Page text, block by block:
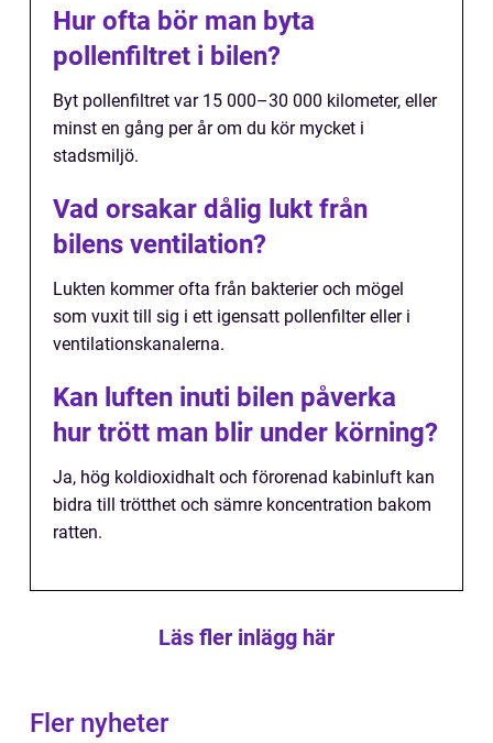
Hur ofta bör man byta
pollenfiltret i bilen?
Byt pollenfiltret var 15 000–30 000 kilometer, eller
minst en gång per år om du kör mycket i
stadsmiljö.
Vad orsakar dålig lukt från
bilens ventilation?
Lukten kommer ofta från bakterier och mögel
som vuxit till sig i ett igensatt pollenfilter eller i
ventilationskanalerna.
Kan luften inuti bilen påverka
hur trött man blir under körning?
Ja, hög koldioxidhalt och förorenad kabinluft kan
bidra till trötthet och sämre koncentration bakom
ratten.
Läs fler inlägg här
Fler nyheter